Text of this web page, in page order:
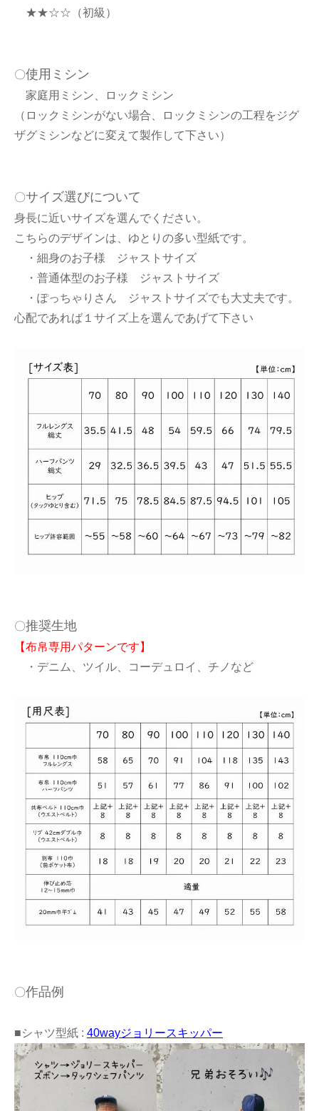
★★☆☆（初級）
〇使用ミシン
家庭用ミシン、ロックミシン
（ロックミシンがない場合、ロックミシンの工程をジグ
ザグミシンなどに変えて製作して下さい）
〇サイズ選びについて
身長に近いサイズを選んでください。
こちらのデザインは、ゆとりの多い型紙です。
・細身のお子様 ジャストサイズ
・普通体型のお子様 ジャストサイズ
・ぽっちゃりさん ジャストサイズでも大丈夫です。
心配であれば１サイズ上を選んであげて下さい
〇推奨生地
【布帛専用パターンです】
・デニム、ツイル、コーデュロイ、チノなど
〇作品例
■シャツ型紙 : 40wayジョリースキッパー